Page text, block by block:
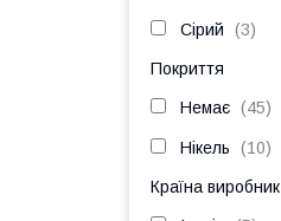
Сірий 3
Покриття
Немає 45
Нікель 10
Країна виробник